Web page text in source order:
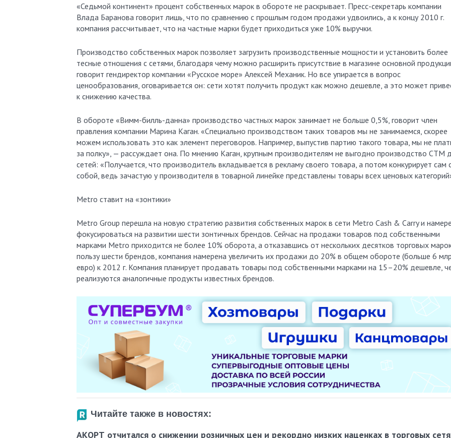
«Седьмой континент» процент собственных марок в обороте не раскрывает. Пресс-секретарь компании
Влада Баранова говорит лишь, что по сравнению с прошлым годом продажи удвоились, а к концу 2010 г.
компания рассчитывает, что на частные марки будет приходиться уже 10% выручки.
Производство собственных марок позволяет загрузить производственные мощности и установить более
тесные отношения с сетями, благодаря чему можно расширить присутствие в магазине основной
говорит гендиректор компании «Русское море» Алексей Механик. Но все упирается в вопрос
ценообразования, оговаривается он: сети хотят получить продукт как можно дешевле, а это может
к снижению качества.
В обороте «Вимм-билль-данна» производство частных марок занимает не больше 0,5%, говорит член
правления компании Марина Каган. «Специально производством таких товаров мы не занимаемся, скорее
можем использовать это как элемент переговоров. Например, выпустив партию такого товара, мы не
за полку», — рассуждает она. По мнению Каган, крупным производителям не выгодно производство СТМ
сетей: «Получается, что производитель вкладывается в рекламу своего товара, а потом конкурирует сам
собой, ведь зачастую у производителя в товарной линейке представлены товары всех ценовых
Metro ставит на «зонтики»
Metro Group перешла на новую стратегию развития собственных марок в сети Metro Cash & Carry и
фокусироваться на развитии шести зонтичных брендов. Сейчас на продажи товаров под собственными
марками Metro приходится не более 10% оборота, а отказавшись от нескольких десятков торговых
пользу шести брендов, компания намерена увеличить их продажи до 20% в общем обороте (больше 6
евро) к 2012 г. Компания планирует продавать товары под собственными марками на 15–20% дешевле,
реализуются аналогичные продукты известных брендов.
Читайте также в новостях:
АКОРТ отчитался о снижении розничных цен и рекордно низких наценках в торговых